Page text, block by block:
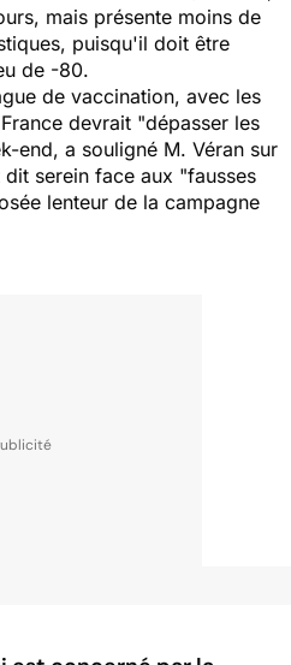
mais présente moins de
puisqu'il doit être
de -80.
de vaccination, avec les
devrait "dépasser les
end, a souligné M. Véran sur
serein face aux "fausses
lenteur de la campagne